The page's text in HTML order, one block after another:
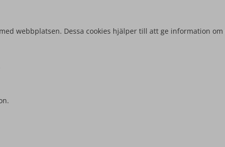
webbplatsen. Dessa cookies hjälper till att ge information